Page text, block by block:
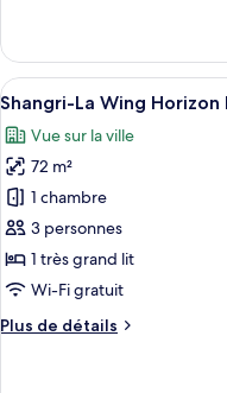
Executive
Suite,
1
King
Bed,
River
View
le
type
de
chambre
Shangri-
La
Wing
Horizon
Executive
Suite,
King
River
Afficher
toutes
les
photos
pour
ce
type
de
chambre :
Shangri-
8
Shangri-La Wing Horizon
Vue sur la ville
72 m²
1 chambre
3 personnes
1 très grand lit
Wi-Fi gratuit
Plus de détails
Plus